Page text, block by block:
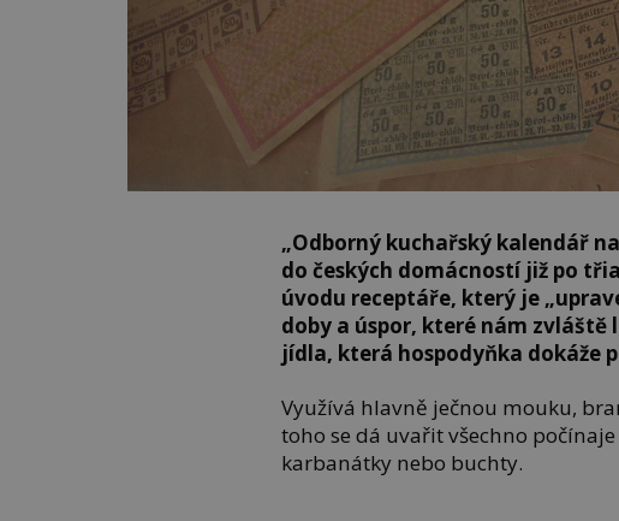
„Odborný kuchařský kalendář
do českých domácností již po
úvodu receptáře, který je
doby a úspor, které nám
jídla, která hospodyňka dokáže
Využívá hlavně ječnou mouku,
toho se dá uvařit všechno
karbanátky nebo buchty.